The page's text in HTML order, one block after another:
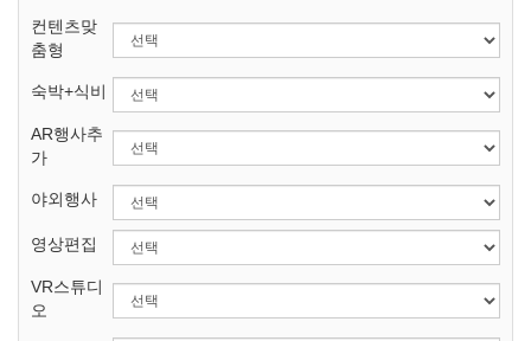
컨텐츠맞
춤형
숙박+식비
AR행사추
가
야외행사
영상편집
VR스튜디
오